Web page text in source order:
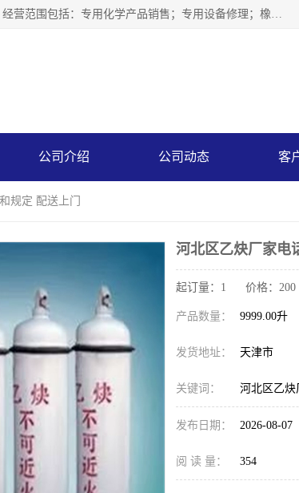
天津永腾气体销售有限公司成立于2020年，注册地位于天津市滨海新区。经营范围包括：专用化学产品销售；专用设备修理；橡胶制品销售；气体压缩机械销售；特种设备销售；仪器仪表销售；机械设备租赁；五金产品批发；食品添加剂销售等，主要供应：氧气、乙炔、氮气、氩气、氢气、氦气、液氨、液氮、一氧化碳、二氧化碳等，各种工业气体，高纯气体，食品级气体。
公司介绍 公司动态 客
规定 配送上门
河北区乙炔厂家电
起订量：1 价格：200
产品数量： 9999.00升
发货地址： 天津市
关键词： 河北区乙炔
发布日期： 2026-08-07
阅 读 量： 354